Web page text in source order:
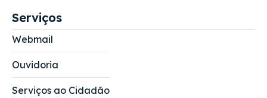
Serviços
Webmail
Ouvidoria
Serviços ao Cidadão